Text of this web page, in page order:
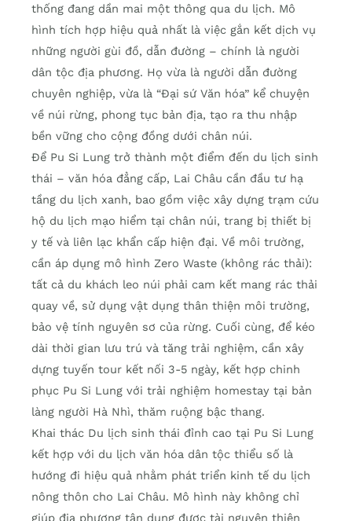
thống đang dần mai một thông qua du lịch. Mô
hình tích hợp hiệu quả nhất là việc gắn kết dịch vụ
những người gùi đồ, dẫn đường – chính là người
dân tộc địa phương. Họ vừa là người dẫn đường
chuyên nghiệp, vừa là “Đại sứ Văn hóa” kể chuyện
về núi rừng, phong tục bản địa, tạo ra thu nhập
bền vững cho cộng đồng dưới chân núi.
Để Pu Si Lung trở thành một điểm đến du lịch sinh
thái – văn hóa đẳng cấp, Lai Châu cần đầu tư hạ
tầng du lịch xanh, bao gồm việc xây dựng trạm cứu
hộ du lịch mạo hiểm tại chân núi, trang bị thiết bị
y tế và liên lạc khẩn cấp hiện đại. Về môi trường,
cần áp dụng mô hình Zero Waste (không rác thải):
tất cả du khách leo núi phải cam kết mang rác thải
quay về, sử dụng vật dụng thân thiện môi trường,
bảo vệ tính nguyên sơ của rừng. Cuối cùng, để kéo
dài thời gian lưu trú và tăng trải nghiệm, cần xây
dựng tuyến tour kết nối 3-5 ngày, kết hợp chinh
phục Pu Si Lung với trải nghiệm homestay tại bản
làng người Hà Nhì, thăm ruộng bậc thang.
Khai thác Du lịch sinh thái đỉnh cao tại Pu Si Lung
kết hợp với du lịch văn hóa dân tộc thiểu số là
hướng đi hiệu quả nhằm phát triển kinh tế du lịch
nông thôn cho Lai Châu. Mô hình này không chỉ
giúp địa phương tận dụng được tài nguyên thiên